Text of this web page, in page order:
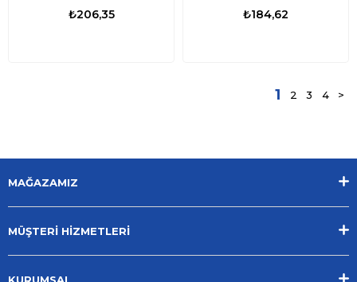
₺206,35 ₺184,62
1 2 3 4 >
MAĞAZAMIZ
MÜŞTERİ HİZMETLERİ